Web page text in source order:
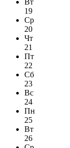
19
Ср
20
Чт
21
Пт
22
Сб
23
Вс
24
Пн
25
Вт
26